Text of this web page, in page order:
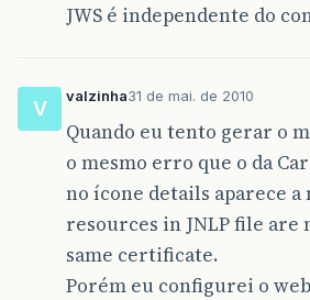
JWS é independente do
V
valzinha31 de mai. de 2010
Quando eu tento gerar o
o mesmo erro que o da
no ícone details aparece a
resources in JNLP file are
same certificate.
Porém eu configurei o